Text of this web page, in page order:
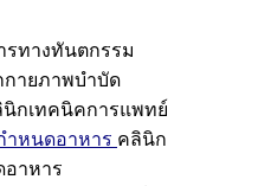
รทางทันตกรรม
ายภาพบำบัด
กเทคนิคการแพทย์
ำหนดอาหาร คลินิก
าหาร